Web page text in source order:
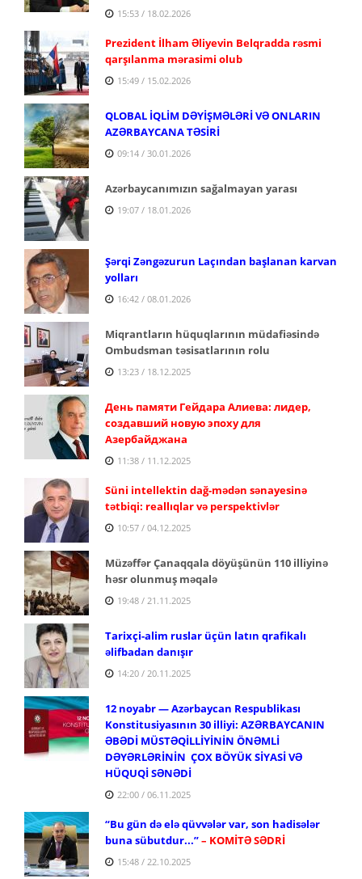
15:53 / 18.02.2026
Prezident İlham Əliyevin Belqradda rəsmi
qarşılanma mərasimi olub
15:49 / 15.02.2026
QLOBAL İQLİM DƏYİŞMƏLƏRİ VƏ ONLARIN
AZƏRBAYCANA TƏSİRİ
09:14 / 30.01.2026
Azərbaycanımızın sağalmayan yarası
19:07 / 18.01.2026
Şərqi Zəngəzurun Laçından başlanan karvan
yolları
16:42 / 08.01.2026
Miqrantların hüquqlarının müdafiəsində
Ombudsman təsisatlarının rolu
13:23 / 18.12.2025
День памяти Гейдара Алиева: лидер,
создавший новую эпоху для
Азербайджана
11:38 / 11.12.2025
Süni intellektin dağ-mədən sənayesinə
tətbiqi: reallıqlar və perspektivlər
10:57 / 04.12.2025
Müzəffər Çanaqqala döyüşünün 110 illiyinə
həsr olunmuş məqalə
19:48 / 21.11.2025
Tarixçi-alim ruslar üçün latın qrafikalı
əlifbadan danışır
14:20 / 20.11.2025
12 noyabr — Azərbaycan Respublikası
Konstitusiyasının 30 illiyi: AZƏRBAYCANIN
ƏBƏDİ MÜSTƏQİLLİYİNİN ÖNƏMLİ
DƏYƏRLƏRİNİN ÇOX BÖYÜK SİYASİ VƏ
HÜQUQİ SƏNƏDİ
22:00 / 06.11.2025
“Bu gün də elə qüvvələr var, son hadisələr
buna sübutdur...”– KOMİTƏ SƏDRİ
15:48 / 22.10.2025